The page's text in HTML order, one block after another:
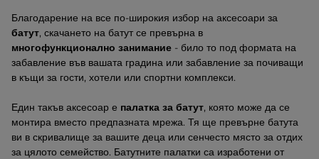
Благодарение на все по-широкия избор на аксесоари за
батут, скачането на батут се превърна в
многофункционално занимание - било то под формата на
забавление във вашата градина или забавление за почиващи
в къщи за гости, хотели или спортни комплекси.
Един такъв аксесоар е палатка за батут, която може да се
монтира вместо предпазната мрежа. Тя ще превърне батута
ви в скривалище за вашите деца или сенчесто място за отдих
за цялото семейство. Батутните палатки са изработени от